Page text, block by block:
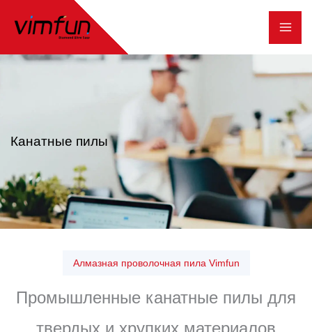
содержимому
Канатные пилы
Алмазная проволочная пила Vimfun
Промышленные канатные пилы для